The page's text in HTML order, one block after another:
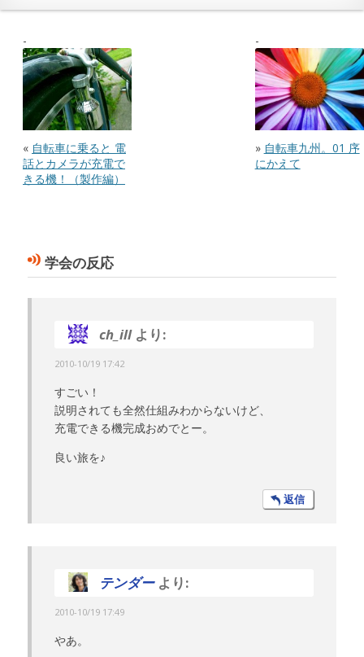
« 自転車に乗ると 電
話とカメラが充電で
きる機！（製作編）
» 自転車九州。01 序
にかえて
学会の反応
ch_ill より:
2010-10/19 17:42
すごい！
説明されても全然仕組みわからないけど、
充電できる機完成おめでとー。
良い旅を♪
返信
テンダー より:
2010-10/19 17:49
やあ。